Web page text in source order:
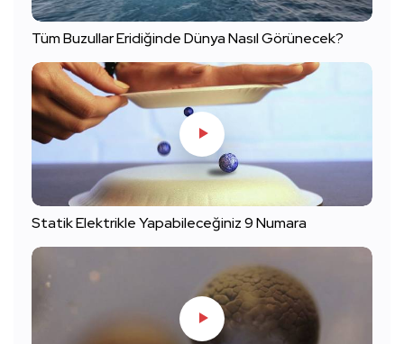
Tüm Buzullar Eridiğinde Dünya Nasıl Görünecek?
Statik Elektrikle Yapabileceğiniz 9 Numara